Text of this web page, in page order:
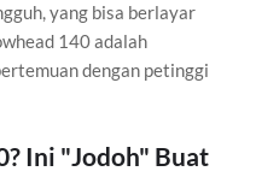
yang bisa berlayar
140 adalah
dengan petinggi
Ini "Jodoh" Buat